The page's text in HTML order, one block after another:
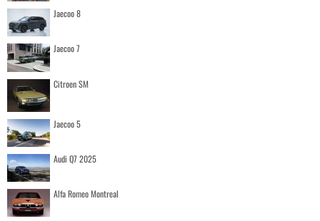
Jaecoo 8
Jaecoo 7
Citroen SM
Jaecoo 5
Audi Q7 2025
Alfa Romeo Montreal